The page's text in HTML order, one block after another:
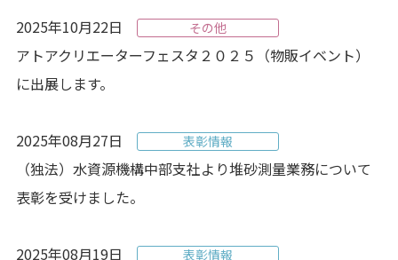
2025年10月22日 その他
アトアクリエーターフェスタ２０２５ （物販イベント）
に出展します。
2025年08月27日 表彰情報
（独法）水資源機構中部支社より堆砂測量業務について
表彰を受けました。
2025年08月19日 表彰情報